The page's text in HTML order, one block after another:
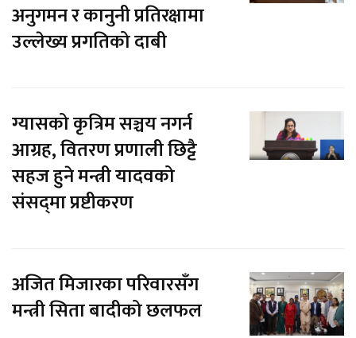
अनुगमन र कानुनी प्रतिरक्षामा
उल्लेख्य प्रगतिको दाबी
ग्यासको कृत्रिम सञ्चय नगर्न
आग्रह, वितरण प्रणाली छिट्टै
सहज हुने मन्त्री यादवको
संसद्‌मा प्रष्टीकरण
अजित मिजारका परिवारसँग
मन्त्री सिता बादीको छलफल